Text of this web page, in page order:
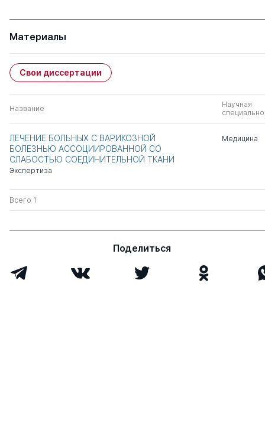
Материалы
Свои диссертации
Название
Научная
ЛЕЧЕНИЕ БОЛЬНЫХ С ВАРИКОЗНОЙ
БОЛЕЗНЬЮ АССОЦИИРОВАННОЙ СО
СЛАБОСТЬЮ СОЕДИНИТЕЛЬНОЙ ТКАНИ
Экспертиза
Медицина
Всего 1
Поделиться